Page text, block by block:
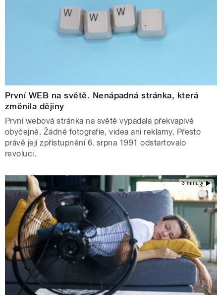
První WEB na světě. Nenápadná stránka, která
změnila dějiny
První webová stránka na světě vypadala překvapivě
obyčejně. Žádné fotografie, videa ani reklamy. Přesto
právě její zpřístupnění 6. srpna 1991 odstartovalo
revoluci.
3 minuty